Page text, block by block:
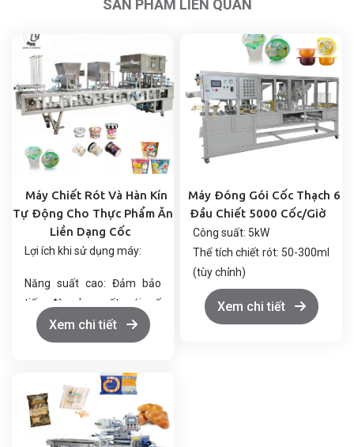
SẢN PHẨM LIÊN QUAN
Máy Chiết Rót Và Hàn Kín
Tự Động Cho Thực Phẩm Ăn
Liền Dạng Cốc
Lợi ích khi sử dụng máy:
Năng suất cao: Đảm bảo
tiến độ sản xuất với số
lượng lớn.
hành hoàn toàn tự động,
không cần can thiệp thủ
công.
Xem chi tiết
Máy Đóng Gói Cốc Thạch 6
Đầu Chiết 5000 Cốc/Giờ
Công suất: 5kW
Thể tích chiết rót: 50-300ml
(tùy chỉnh)
Năng suất: 4500-5000
cốc/hXem chi tiết